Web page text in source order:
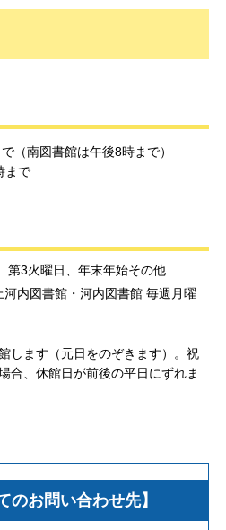
（南図書館は午後8時まで）
まで
第3火曜日、年末年始その他
内図書館・河内図書館 毎週月曜
します（元日をのぞきます）。祝
合、休館日が前後の平日にずれま
のお問い合わせ先】